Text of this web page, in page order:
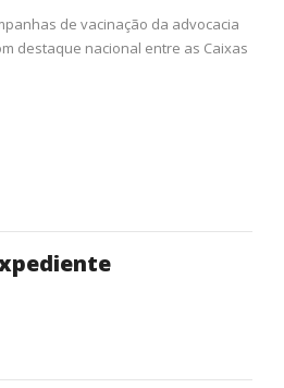
de vacinação da advocacia
destaque nacional entre as Caixas